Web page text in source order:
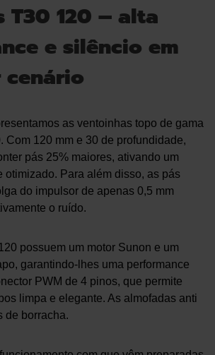
T30 120 – alta
e silêncio em
as ventoinhas topo de gama
Com 120 mm e 30 de profundidade,
pás 25% maiores, ativando um
otimizado. Para além disso, as pás
do impulsor de apenas 0,5 mm
o ruído.
possuem um motor Sunon e um
garantindo-lhes uma performance
PWM de 4 pinos, que permite
limpa e elegante. As almofadas anti
de borracha.